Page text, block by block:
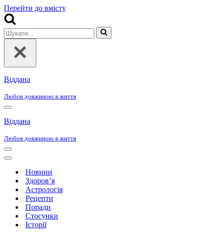
Перейти до вмісту
Шукати...
Віддана
Любов довжиною в життя
Меню
навігації
Віддана
Любов довжиною в життя
Меню
навігації
Меню
навігаціїНовини
Здоров’я
Астрологія
Рецепти
Поради
Стосунки
Історії